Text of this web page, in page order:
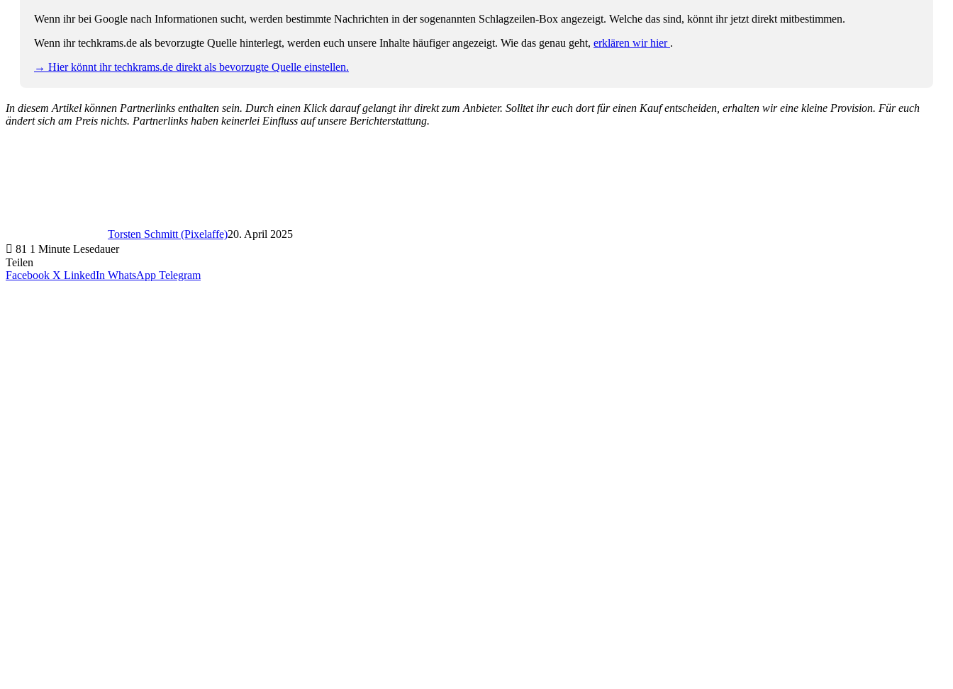
Wenn ihr bei Google nach Informationen sucht, werden bestimmte Nachrichten in der sogenannten Schlagzeilen-Box angezeigt. Welche das sind, könnt ihr jetzt direkt mitbestimmen.
Wenn ihr techkrams.de als bevorzugte Quelle hinterlegt, werden euch unsere Inhalte häufiger angezeigt. Wie das genau geht, erklären wir hier .
→ Hier könnt ihr techkrams.de direkt als bevorzugte Quelle einstellen.
In diesem Artikel können Partnerlinks enthalten sein. Durch einen Klick darauf gelangt ihr direkt zum Anbieter. Solltet ihr euch dort für einen Kauf entscheiden, erhalten wir eine kleine Provision. Für euch
ändert sich am Preis nichts. Partnerlinks haben keinerlei Einfluss auf unsere Berichterstattung.
Torsten Schmitt (Pixelaffe)20. April 2025
81 1 Minute Lesedauer
Teilen
Facebook X LinkedIn WhatsApp Telegram